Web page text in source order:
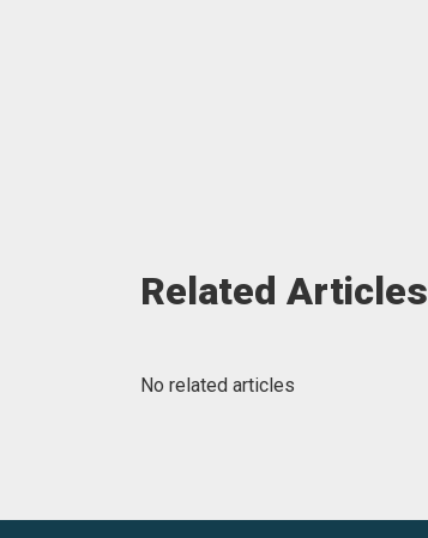
Related Articles
No related articles